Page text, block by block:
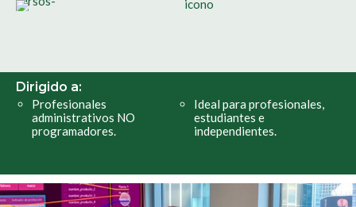
Dirigido a:
Profesionales
administrativos NO
programadores.
Ideal para profesionales,
estudiantes e
independientes.